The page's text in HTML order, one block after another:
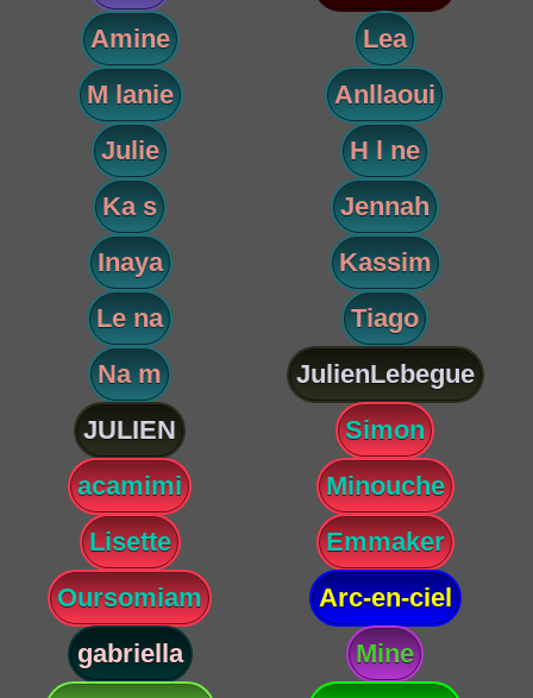
Amine
Lea
M lanie
Anllaoui
Julie
H l ne
Ka s
Jennah
Inaya
Kassim
Le na
Tiago
Na m
JulienLebegue
JULIEN
Simon
acamimi
Minouche
Lisette
Emmaker
Oursomiam
Arc-en-ciel
gabriella
Mine